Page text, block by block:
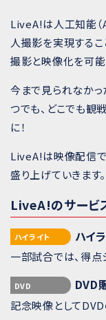
LiveA!は人工知能（
人撮影を実現する
撮影と映像化を可能
今まで見られなかっ
つでも、どこでも観
に！
LiveA!は映像配信で
盛り上げていきます。
LiveA!のサービ
ハイライト ハイ
一部試合では、得点
DVD DVD
記念映像として